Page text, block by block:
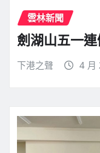
雲林新聞
劍湖山五一
下港之聲 4 月